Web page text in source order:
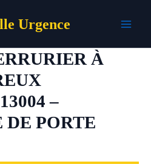
Urgence
À
–
DE PORTE